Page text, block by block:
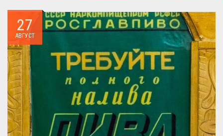
27
АВГУСТ